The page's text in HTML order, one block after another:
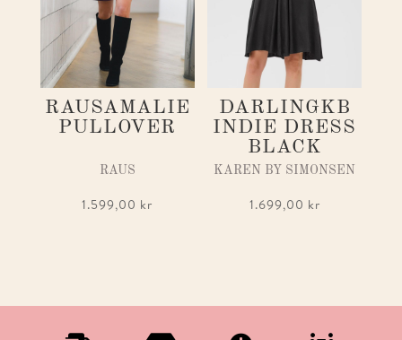
RAUSAMALIE
PULLOVER
RAUS
1.599,00 kr
DARLINGKB
INDIE DRESS
BLACK
KAREN BY SIMONSEN
1.699,00 kr